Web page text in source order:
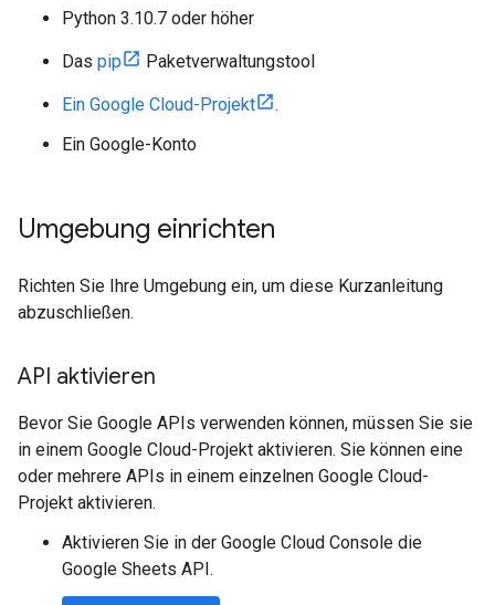
Python 3.10.7 oder höher
Das pip Paketverwaltungstool
Ein Google Cloud-Projekt
.
Ein Google-Konto
Umgebung einrichten
Richten Sie Ihre Umgebung ein, um diese Kurzanleitung
abzuschließen.
API aktivieren
Bevor Sie Google APIs verwenden können, müssen Sie sie
in einem Google Cloud-Projekt aktivieren. Sie können eine
oder mehrere APIs in einem einzelnen Google Cloud-
Projekt aktivieren.
Aktivieren Sie in der Google Cloud Console die
Google Sheets API.